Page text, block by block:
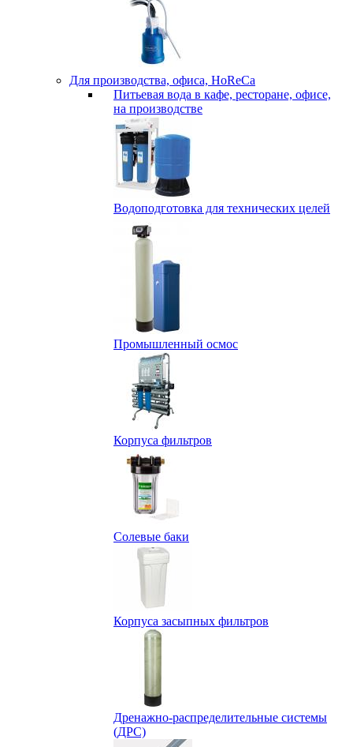
Для производства, офиса, HoReCa
Питьевая вода в кафе, ресторане, офисе,
на производстве
Водоподготовка для технических целей
Промышленный осмос
Корпуса фильтров
Солевые баки
Корпуса засыпных фильтров
Дренажно-распределительные системы
(ДРС)